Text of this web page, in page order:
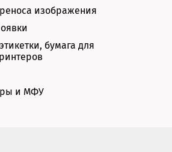
изображения
бумага для
и МФУ